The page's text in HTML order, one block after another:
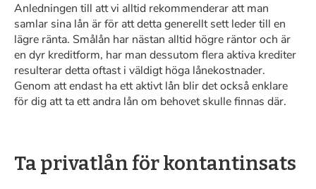
Anledningen till att vi alltid rekommenderar att man
samlar sina lån är för att detta generellt sett leder till en
lägre ränta. Smålån har nästan alltid högre räntor och är
en dyr kreditform, har man dessutom flera aktiva krediter
resulterar detta oftast i väldigt höga lånekostnader.
Genom att endast ha ett aktivt lån blir det också enklare
för dig att ta ett andra lån om behovet skulle finnas där.
Ta privatlån för kontantinsats